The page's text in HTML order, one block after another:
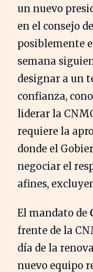
un nuevo
en el consejo
posiblemente
semana
designar a un
confianza,
liderar la
requiere la
donde el
negociar el
afines,
El mandato de
frente de la
día de la
nuevo equipo